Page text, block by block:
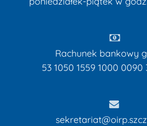
Rachunek bankowy
53 1050 1559 1000 0090